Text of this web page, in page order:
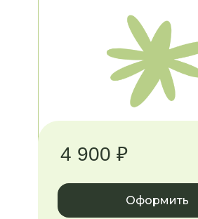
4 900 ₽
Оформить